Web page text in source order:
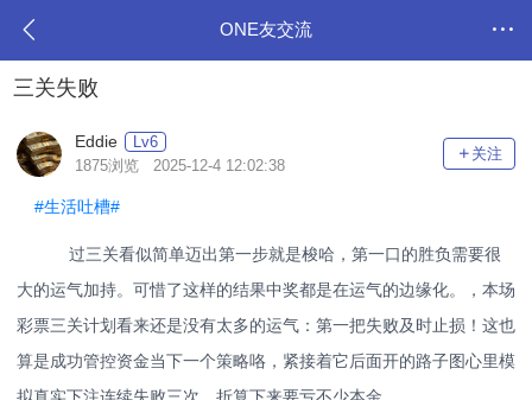
ONE友交流
三关失败
Eddie
Lv6
1875浏览 2025-12-4 12:02:38
关注
#生活吐槽#
过三关看似简单迈出第一步就是梭哈，第一口的胜负需要很
大的运气加持。可惜了这样的结果中奖都是在运气的边缘化。，本场
彩票三关计划看来还是没有太多的运气：第一把失败及时止损！这也
算是成功管控资金当下一个策略咯，紧接着它后面开的路子图心里模